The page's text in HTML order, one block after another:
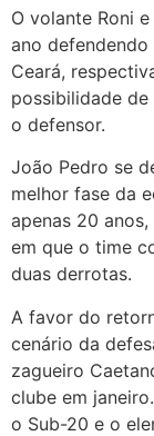
O volante Roni
ano
Ceará,
possibilidade
o defensor.
João Pedro se
melhor fase da
apenas 20
em que o time
duas derrotas.
A favor do
cenário da
zagueiro
clube em
o Sub-20 e o